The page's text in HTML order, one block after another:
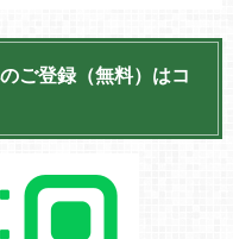
ご登録（無料）はコ